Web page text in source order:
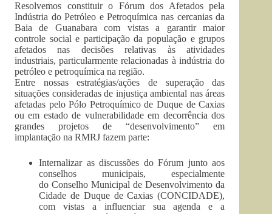
Resolvemos constituir o Fórum dos Afetados pela
Indústria do Petróleo e Petroquímica nas cercanias da
Baia de Guanabara com vistas a garantir maior
controle social e participação da população e grupos
afetados nas decisões relativas às atividades
industriais, particularmente relacionadas à indústria do
petróleo e petroquímica na região.
Entre nossas estratégias/ações de superação das
situações consideradas de injustiça ambiental nas áreas
afetadas pelo Pólo Petroquímico de Duque de Caxias
ou em estado de vulnerabilidade em decorrência dos
grandes projetos de “desenvolvimento” em
implantação na RMRJ fazem parte:
Internalizar as discussões do Fórum junto aos
conselhos municipais, especialmente
do Conselho Municipal de Desenvolvimento da
Cidade de Duque de Caxias (CONCIDADE),
com vistas a influenciar sua agenda e a